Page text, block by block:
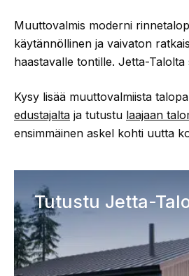
Muuttovalmis moderni
käytännöllinen ja vaivaton
haastavalle tontille. Jetta-Talolta
Kysy lisää muuttovalmiista
edustajalta ja tutustu laajaan
ensimmäinen askel kohti uutta
Tutustu Jetta-